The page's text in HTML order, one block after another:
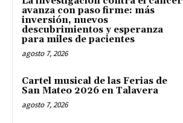
avanza con paso firme: más
inversión, nuevos
descubrimientos y esperanza
para miles de pacientes
agosto 7, 2026
Cartel musical de las Ferias de
San Mateo 2026 en Talavera
agosto 7, 2026